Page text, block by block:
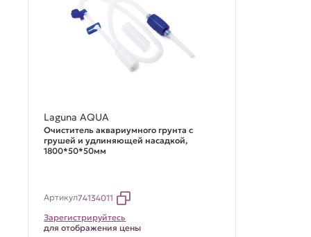
Laguna AQUA
Очиститель аквариумного грунта с
грушей и удлиняющей насадкой,
1800*50*50мм
Артикул74134011
Зарегистрируйтесь
для отображения цены